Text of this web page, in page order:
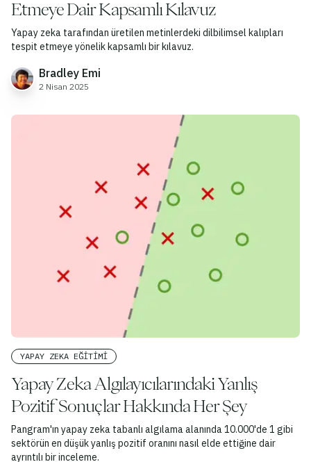
Etmeye Dair Kapsamlı Kılavuz
Yapay zeka tarafından üretilen metinlerdeki dilbilimsel kalıpları
tespit etmeye yönelik kapsamlı bir kılavuz.
Bradley Emi
2 Nisan 2025
YAPAY ZEKA EĞITIMI
Yapay Zeka Algılayıcılarındaki Yanlış
Pozitif Sonuçlar Hakkında Her Şey
Pangram'ın yapay zeka tabanlı algılama alanında 10.000'de 1 gibi
sektörün en düşük yanlış pozitif oranını nasıl elde ettiğine dair
ayrıntılı bir inceleme.